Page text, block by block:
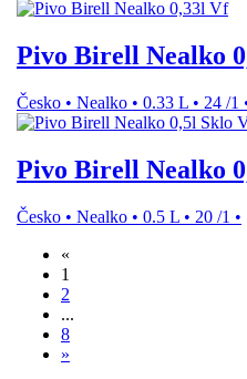
Pivo Birell Nealko
Česko • Nealko • 0.33 L • 24 /1
Pivo Birell Nealko
Česko • Nealko • 0.5 L • 20 /1 •
«
1
2
...
8
»